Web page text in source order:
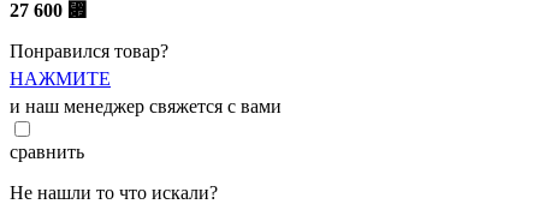
27 600 ⃏
Понравился товар?
НАЖМИТЕ
и наш менеджер свяжется с вами
сравнить
Не нашли то что искали?